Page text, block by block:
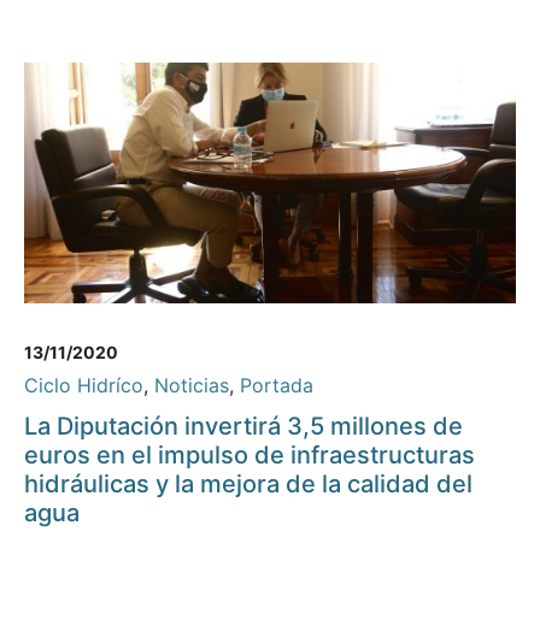
13/11/2020
Ciclo Hidríco, Noticias, Portada
La Diputación invertirá 3,5 millones de
euros en el impulso de infraestructuras
hidráulicas y la mejora de la calidad del
agua